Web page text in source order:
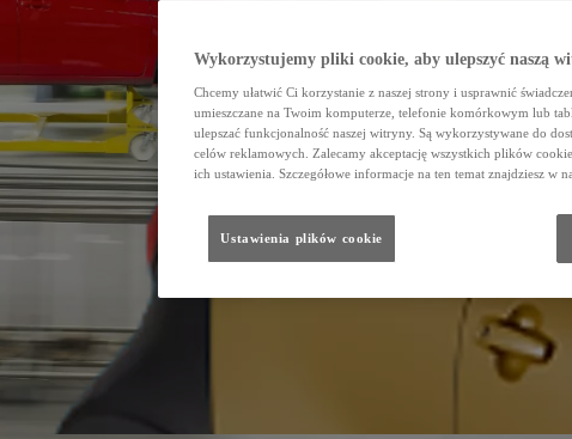
Wykorzystujemy pliki cookie, aby ulepszyć naszą
Chcemy ułatwić Ci korzystanie z naszej strony i usprawnić
umieszczane na Twoim komputerze, telefonie komórkowym lub
ulepszać funkcjonalność naszej witryny. Są wykorzystywane do
celów reklamowych. Zalecamy akceptację wszystkich plików
ich ustawienia. Szczegółowe informacje na ten temat znajdziesz w
Ustawienia plików cookie